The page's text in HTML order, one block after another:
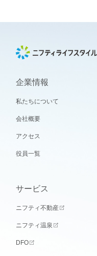
企業情報
私たちについて
会社概要
アクセス
役員一覧
サービス
ニフティ不動産
ニフティ温泉
DFO